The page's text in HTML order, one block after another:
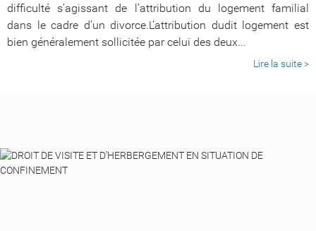
difficulté s’agissant de l’attribution du logement familial
dans le cadre d’un divorce.L’attribution dudit logement est
bien généralement sollicitée par celui des deux...
Lire la suite >